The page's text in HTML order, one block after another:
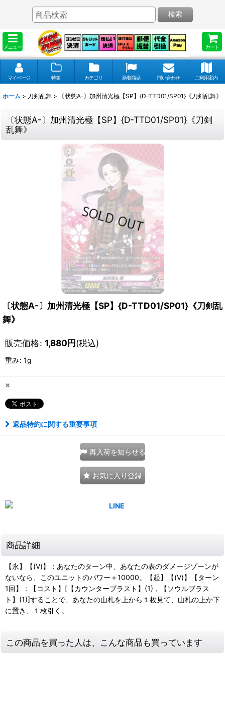
メニュー カート
検索
マイページ 特集 カテゴリ 新着商品 問い合わせ ご利用案内
ホーム > 刀剣乱舞 > 〔状態A-〕加州清光極【SP】{D-TTD01/SP01}《刀剣乱舞》
〔状態A-〕加州清光極【SP】{D-TTD01/SP01}《刀剣
乱舞》
〔状態A-〕加州清光極【SP】{D-TTD01/SP01}《刀剣乱
舞》
販売価格: 1,880円(税込)
重み: 1g
×
返品特約に関する重要事項
再入荷を知らせる
お気に入り登録
商品詳細
【永】【(V)】：あなたのターン中、あなたの表のダメージゾーンが
ないなら、このユニットのパワー＋10000。【起】【(V)】【ターン
1回】：【コスト】[【カウンターブラスト】(1)，【ソウルブラス
ト】(1)]することで、あなたの山札を上から１枚見て、山札の上か下
に置き、１枚引く。
この商品を買った人は、こんな商品も買っています